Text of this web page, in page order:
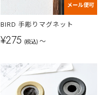
メール便可
BIRD 手彫りマグネット
¥275 (税込) ～